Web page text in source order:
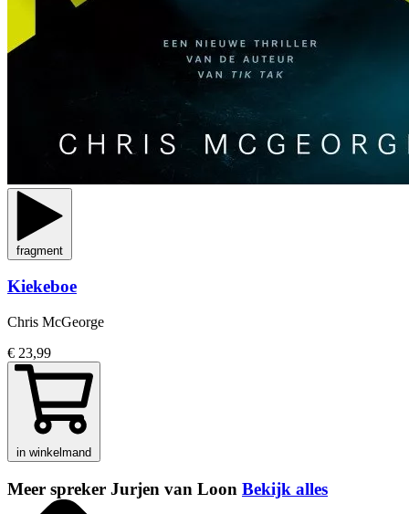
fragment
Kiekeboe
Chris McGeorge
€ 23,99
in winkelmand
Meer spreker Jurjen van Loon Bekijk alles